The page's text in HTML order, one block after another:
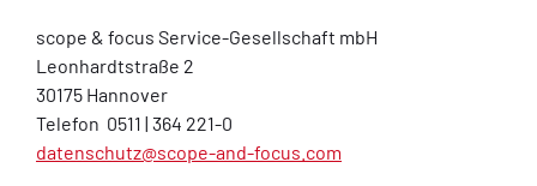
scope & focus Service-Gesellschaft mbH
Leonhardtstraße 2
30175 Hannover
Telefon 0511 | 364 221-0
datenschutz@scope-and-focus.com